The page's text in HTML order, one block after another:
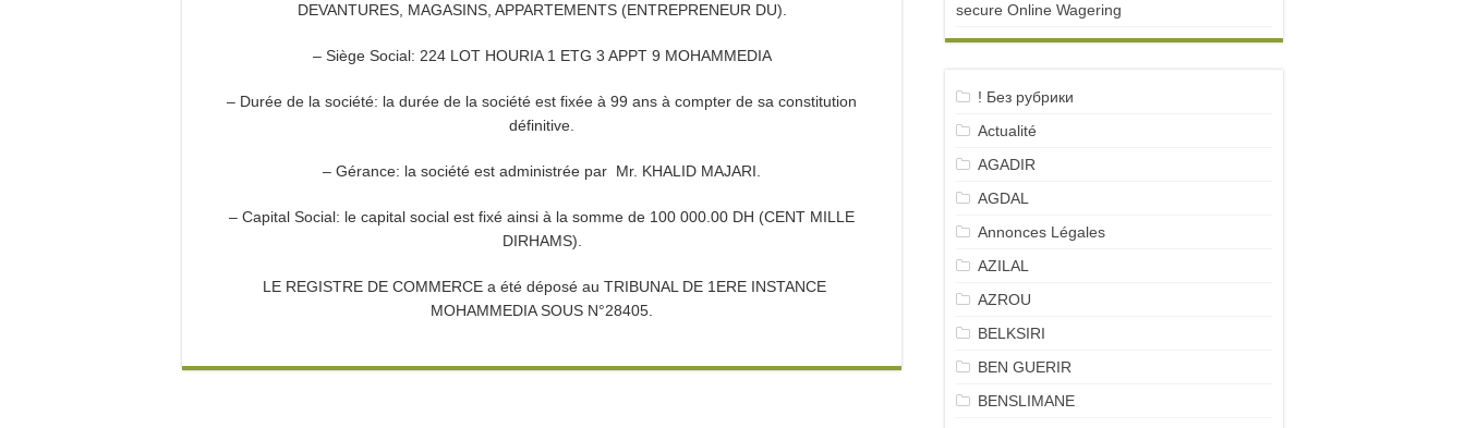
DEVANTURES, MAGASINS, APPARTEMENTS (ENTREPRENEUR DU).
– Siège Social: 224 LOT HOURIA 1 ETG 3 APPT 9 MOHAMMEDIA
– Durée de la société: la durée de la société est fixée à 99 ans à compter de sa constitution
définitive.
– Gérance: la société est administrée par Mr. KHALID MAJARI.
– Capital Social: le capital social est fixé ainsi à la somme de 100 000.00 DH (CENT MILLE
DIRHAMS).
LE REGISTRE DE COMMERCE a été déposé au TRIBUNAL DE 1ERE INSTANCE
MOHAMMEDIA SOUS N°28405.
secure Online Wagering
! Без рубрики
Actualité
AGADIR
AGDAL
Annonces Légales
AZILAL
AZROU
BELKSIRI
BEN GUERIR
BENSLIMANE